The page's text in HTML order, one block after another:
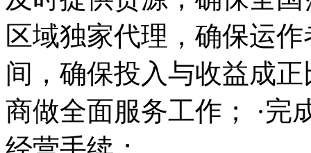
区域独家代理，确保运
间，确保投入与收益成
商做全面服务工作； ·完